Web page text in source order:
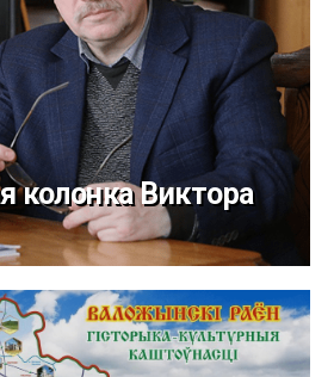
колонка Виктора